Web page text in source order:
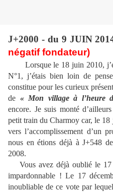
J+2000 - du 9 JUIN
négatif fondateur)
Lorsque le 18 juin 2010,
N°1, j’étais bien loin de
constitue pour les curieux
de « Mon village à l’heure
encore. Je suis monté
petit train du Charmoy car, le
vers l’accomplissement d’un
nous en étions déjà à J+548
2008.
Vous avez déjà oublié le
impardonnable ! Le 17
inoubliable de ce vote par